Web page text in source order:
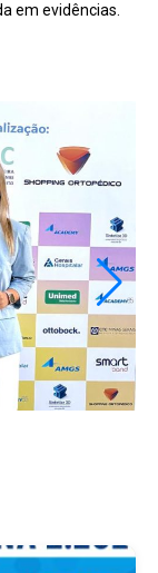
em evidências.